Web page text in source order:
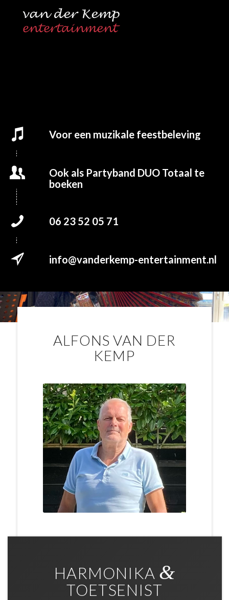
Voor een muzikale feestbeleving
Ook als Partyband DUO Totaal te
boeken
06 23 52 05 71
info@vanderkemp-entertainment.nl
ALFONS VAN DER
KEMP
HARMONIKA &
TOETSENIST